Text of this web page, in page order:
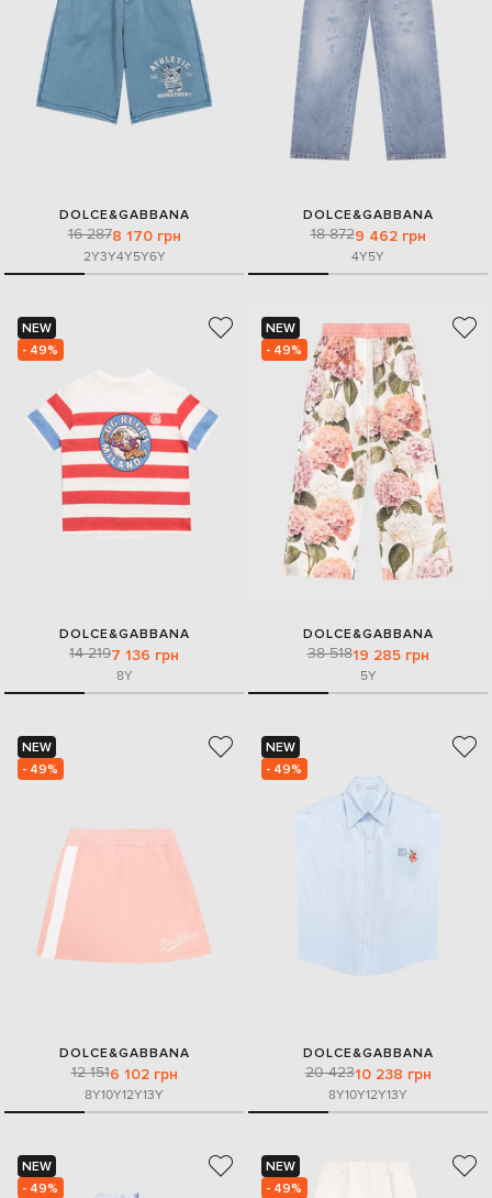
DOLCE&GABBANA
16 2878 170 грн
2Y3Y4Y5Y6Y
DOLCE&GABBANA
18 8729 462 грн
4Y5Y
NEW
- 49%
DOLCE&GABBANA
14 2197 136 грн
8Y
NEW
- 49%
DOLCE&GABBANA
38 51819 285 грн
5Y
NEW
- 49%
DOLCE&GABBANA
12 1516 102 грн
8Y10Y12Y13Y
NEW
- 49%
DOLCE&GABBANA
20 42310 238 грн
8Y10Y12Y13Y
NEW
- 49%
NEW
- 49%